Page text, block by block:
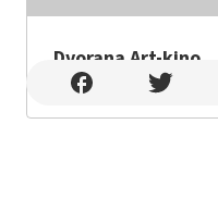
Dvorana Art-kino
Dvorana Art-kino , Rijeka